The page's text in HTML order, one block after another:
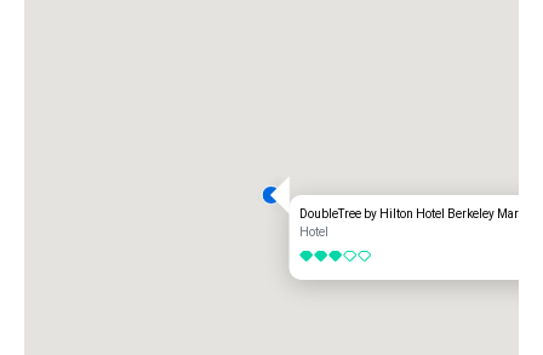
DoubleTree by Hilton Hotel Berkeley Marina
Hotel
3 van 5